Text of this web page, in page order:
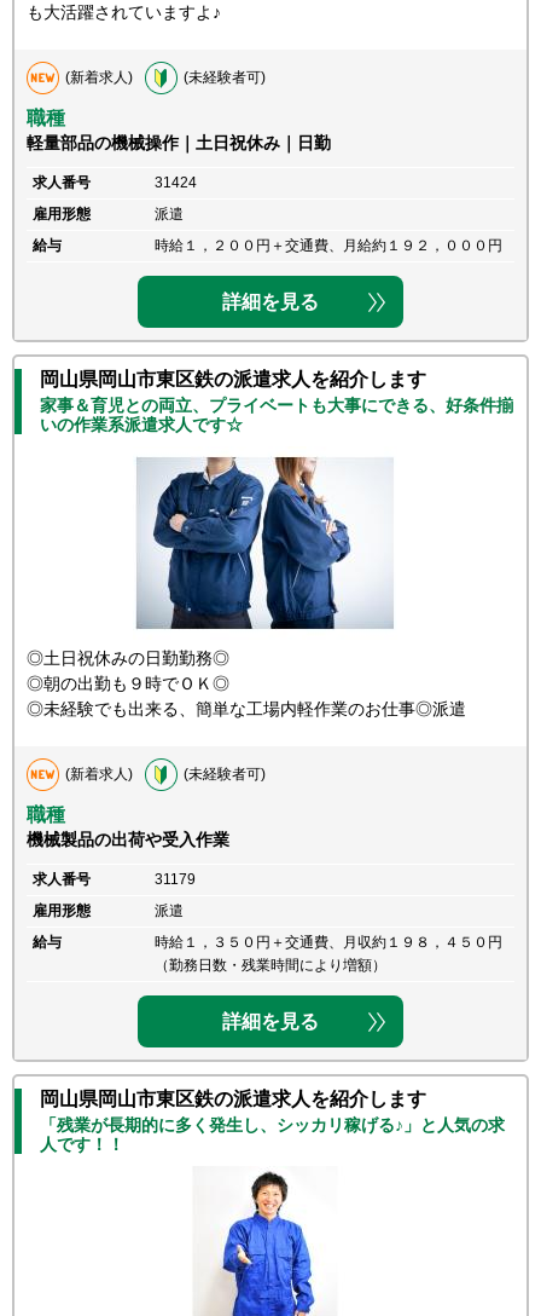
も大活躍されていますよ♪
(新着求人) (未経験者可)
職種
軽量部品の機械操作｜土日祝休み｜日勤
求人番号
31424
雇用形態
派遣
給与
時給１，２００円＋交通費、月給約１９２，０００円
詳細を見る
岡山県岡山市東区鉄の派遣求人を紹介します
家事＆育児との両立、プライベートも大事にできる、好条件揃
いの作業系派遣求人です☆
◎土日祝休みの日勤勤務◎
◎朝の出勤も９時でＯＫ◎
◎未経験でも出来る、簡単な工場内軽作業のお仕事◎派遣
(新着求人) (未経験者可)
職種
機械製品の出荷や受入作業
求人番号
31179
雇用形態
派遣
給与
時給１，３５０円＋交通費、月収約１９８，４５０円
（勤務日数・残業時間により増額）
詳細を見る
岡山県岡山市東区鉄の派遣求人を紹介します
「残業が長期的に多く発生し、シッカリ稼げる♪」と人気の求
人です！！